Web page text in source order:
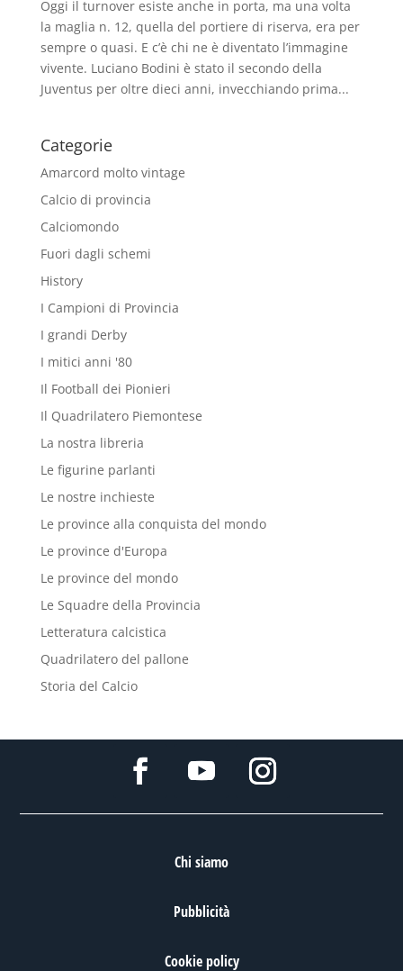
Oggi il turnover esiste anche in porta, ma una volta
la maglia n. 12, quella del portiere di riserva, era per
sempre o quasi. E c’è chi ne è diventato l’immagine
vivente. Luciano Bodini è stato il secondo della
Juventus per oltre dieci anni, invecchiando prima...
Categorie
Amarcord molto vintage
Calcio di provincia
Calciomondo
Fuori dagli schemi
History
I Campioni di Provincia
I grandi Derby
I mitici anni '80
Il Football dei Pionieri
Il Quadrilatero Piemontese
La nostra libreria
Le figurine parlanti
Le nostre inchieste
Le province alla conquista del mondo
Le province d'Europa
Le province del mondo
Le Squadre della Provincia
Letteratura calcistica
Quadrilatero del pallone
Storia del Calcio
Chi siamo
Pubblicità
Cookie policy